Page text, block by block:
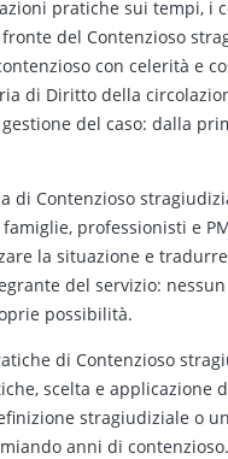
pratiche sui tempi, i
del Contenzioso
con celerità e
di Diritto della
del caso: dalla
di Contenzioso
professionisti e
la situazione e
del servizio:
possibilità.
di Contenzioso
scelta e applicazione
stragiudiziale o
anni di